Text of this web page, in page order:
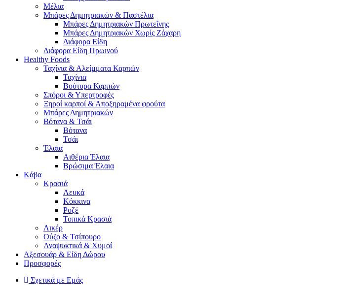
Μέλια
Μπάρες Δημητριακών & Παστέλια
Μπάρες Δημητριακών Πρωτεΐνης
Μπάρες Δημητριακών Χωρίς Ζάχαρη
Διάφορα Είδη
Διάφορα Είδη Πρωινού
Healthy Foods
Ταχίνια & Αλείμματα Καρπών
Ταχίνια
Βούτυρα Καρπών
Σπόροι & Υπερτροφές
Ξηροί καρποί & Αποξηραμένα φρούτα
Μπάρες Δημητριακών
Βότανα & Τσάι
Βότανα
Τσάι
Έλαια
Αιθέρια Έλαια
Βρώσιμα Έλαια
Kάβα
Κρασιά
Λευκά
Κόκκινα
Ροζέ
Τοπικά Κρασιά
Λικέρ
Ούζο & Τσίπουρο
Αναψυκτικά & Χυμοί
Αξεσουάρ & Είδη Δώρου
Προσφορές
Σχετικά με Εμάς